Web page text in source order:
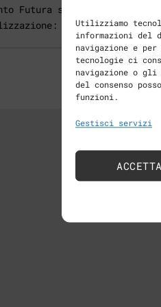
Utilizziamo
informazioni del
navigazione e
tecnologie ci
navigazione o gli
del consenso
funzioni.
Gestisci servizi
ACCETTA
Futura s.c. a r.l. – Anno
[...]